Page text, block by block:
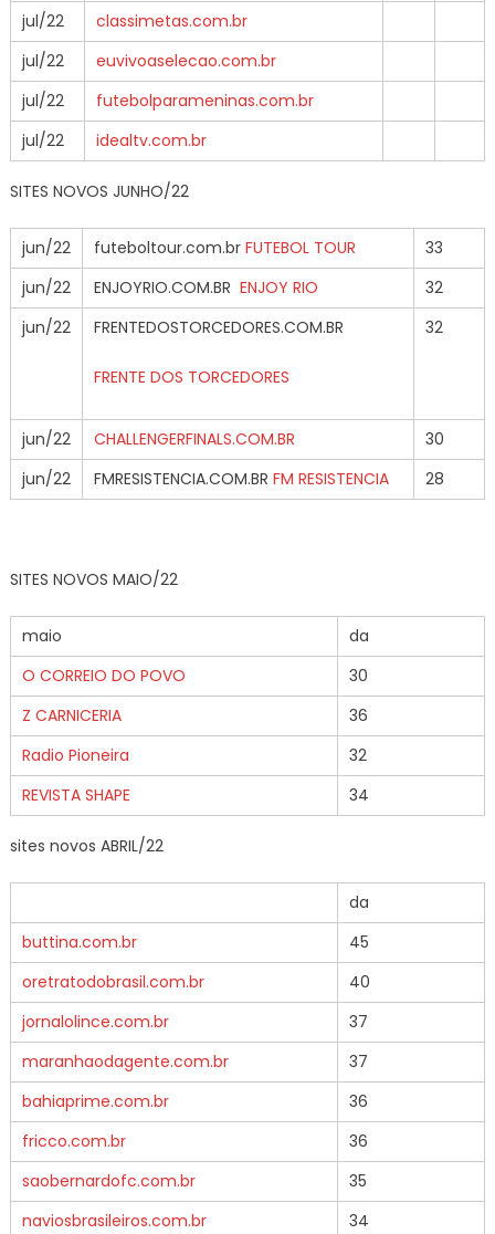
jul/22
classimetas.com.br
jul/22
euvivoaselecao.com.br
jul/22
futebolparameninas.com.br
jul/22
idealtv.com.br
SITES NOVOS JUNHO/22
jun/22 futeboltour.com.br FUTEBOL TOUR
33
jun/22
ENJOYRIO.COM.BR ENJOY RIO
32
jun/22
FRENTEDOSTORCEDORES.COM.BR
FRENTE DOS TORCEDORES
32
jun/22 CHALLENGERFINALS.COM.BR
30
jun/22
FMRESISTENCIA.COM.BR FM RESISTENCIA 28
SITES NOVOS MAIO/22
maio
da
O CORREIO DO POVO
30
Z CARNICERIA
36
Radio Pioneira
32
REVISTA SHAPE
34
sites novos ABRIL/22
da
buttina.com.br
45
oretratodobrasil.com.br
40
jornalolince.com.br
37
maranhaodagente.com.br
37
bahiaprime.com.br
36
fricco.com.br
36
saobernardofc.com.br
35
naviosbrasileiros.com.br
34